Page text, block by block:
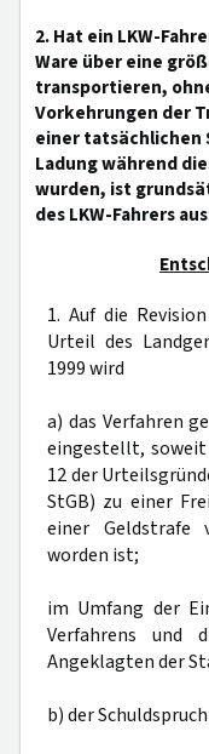
2. Hat ein LKW-
Ware über eine
transportieren,
Vorkehrungen der
einer tatsächlichen
Ladung während
wurden, ist
des LKW-Fahrers
1. Auf die
Urteil des
1999 wird
a) das Verfahren
eingestellt, soweit
12 der
StGB) zu einer
einer Geldstrafe
worden ist;
im Umfang der
Verfahrens und
Angeklagten der
b) der